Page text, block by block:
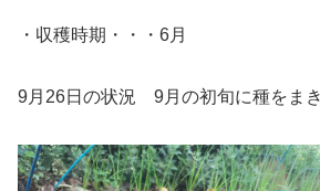
・収穫時期・・・6月
9月26日の状況 9月の初旬に種をまき